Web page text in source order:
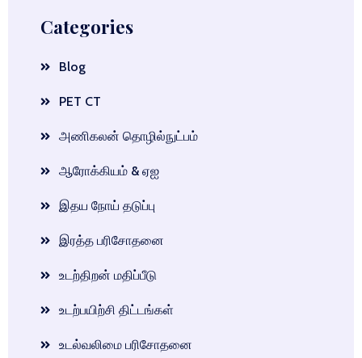
Categories
Blog
PET CT
அணிகலன் தொழில்நுட்பம்
ஆரோக்கியம் & ஏஐ
இதய நோய் தடுப்பு
இரத்த பரிசோதனை
உடற்திறன் மதிப்பீடு
உடற்பயிற்சி திட்டங்கள்
உடல்வலிமை பரிசோதனை